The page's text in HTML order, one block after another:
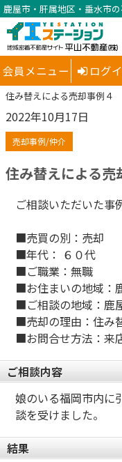
鹿屋市・肝属地区・垂水市
会員メニュー ログ
住み替えによる売却事例４
2022年10月17日
売却事例/仲介
住み替えによる売
ご相談いただいた事
■売買の別：売却
■年代： ６０代
■ご職業：無職
■お住まいの地域：
■ご相談の地域：鹿
■売却の理由：住み
■お問合せ方法：来
ご相談内容
娘のいる福岡市内に
談を受けました。
結果